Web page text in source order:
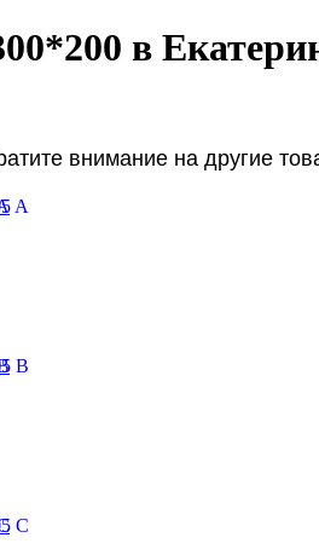
в
внимание на другие